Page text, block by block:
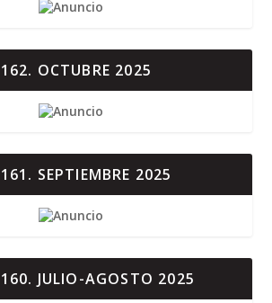
OCTUBRE 2025
SEPTIEMBRE 2025
JULIO-AGOSTO 2025